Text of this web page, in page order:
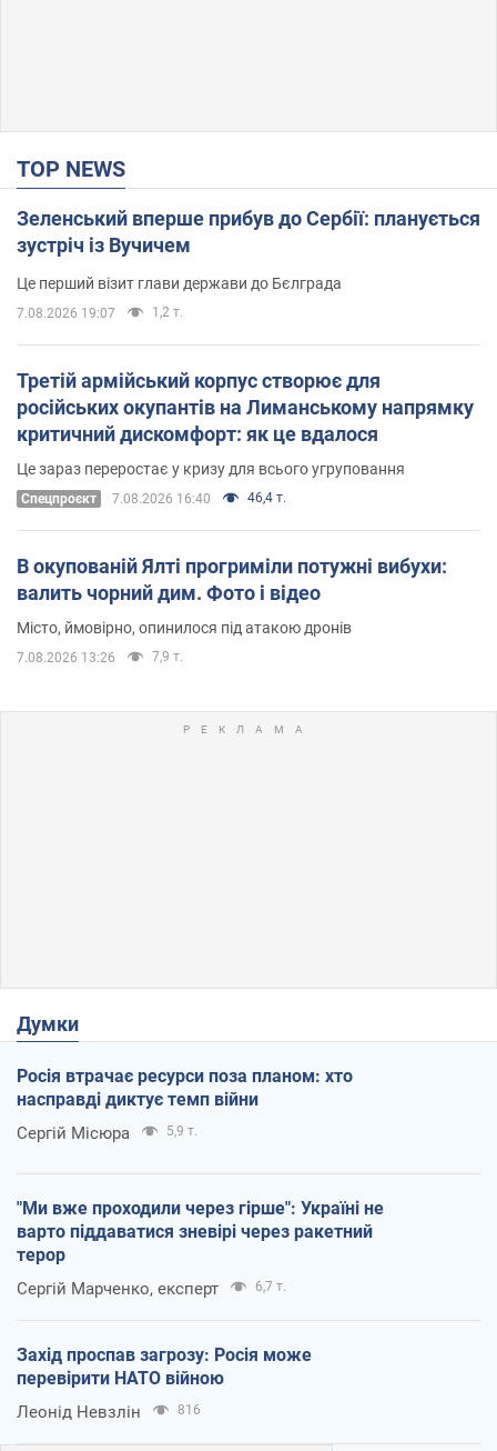
TOP NEWS
Зеленський вперше прибув до Сербії: планується
зустріч із Вучичем
Це перший візит глави держави до Бєлграда
7.08.2026 19:07 1,2 т.
Третій армійський корпус створює для
російських окупантів на Лиманському напрямку
критичний дискомфорт: як це вдалося
Це зараз переростає у кризу для всього угруповання
Cпецпроєкт 7.08.2026 16:40 46,4 т.
В окупованій Ялті прогриміли потужні вибухи:
валить чорний дим. Фото і відео
Місто, ймовірно, опинилося під атакою дронів
7.08.2026 13:26 7,9 т.
Думки
Росія втрачає ресурси поза планом: хто
насправді диктує темп війни
Сергій Місюра 5,9 т.
"Ми вже проходили через гірше": Україні не
варто піддаватися зневірі через ракетний
терор
Сергій Марченко, експерт 6,7 т.
Захід проспав загрозу: Росія може
перевірити НАТО війною
Леонід Невзлін 816